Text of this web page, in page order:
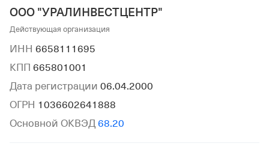
ООО "УРАЛИНВЕСТЦЕНТР"
Действующая организация
ИНН 6658111695
КПП 665801001
Дата регистрации 06.04.2000
ОГРН 1036602641888
Основной ОКВЭД 68.20